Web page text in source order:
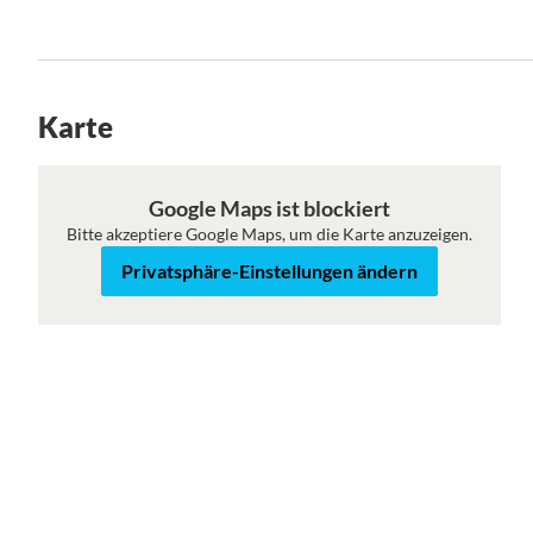
Karte
Satellit
Google Maps ist blockiert
Bitte akzeptiere Google Maps, um die Karte anzuzeigen.
Privatsphäre-Einstellungen ändern